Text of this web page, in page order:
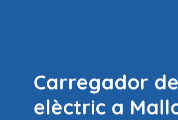
Carregador
elèctric a